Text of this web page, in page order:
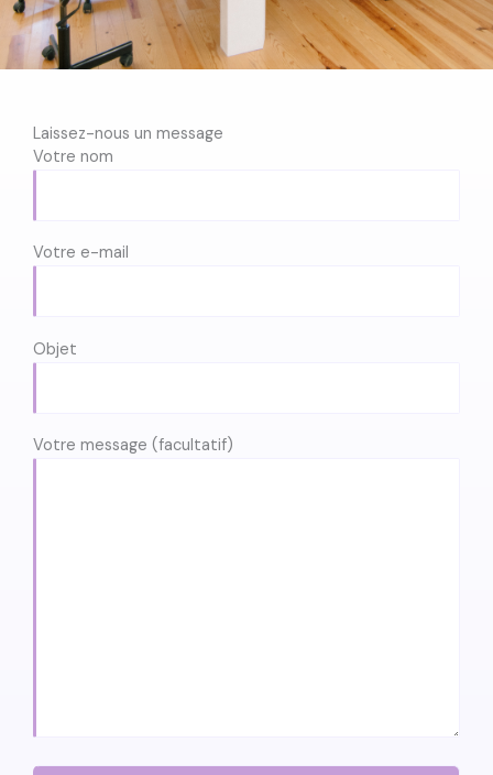
Laissez-nous un message
Votre nom
Votre e-mail
Objet
Votre message (facultatif)